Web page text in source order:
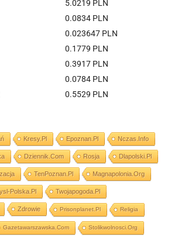
5.0219 PLN
0.0834 PLN
0.023647 PLN
0.1779 PLN
0.3917 PLN
0.0784 PLN
0.5529 PLN
Kresy.pl Epoznan.pl Nczas.info
Dziennik.com Rosja Dlapolski.pl
TenPoznan.pl Magnapolonia.org
Polska.pl Twojapogoda.pl
Zdrowie Prisonplanet.pl Religia
Gazetawarszawska.com Stolikwolnosci.org